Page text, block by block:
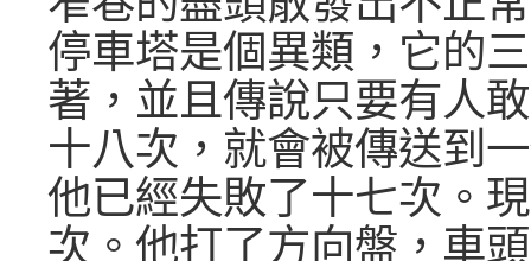
停車塔是個異類，它的
著，並且傳說只要有人
十八次，就會被傳送到
他已經失敗了十七次。
次。他打了方向盤，車